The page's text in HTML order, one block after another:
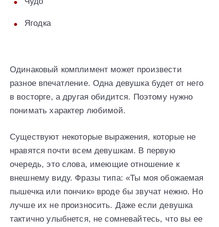
Ягодка
Одинаковый комплимент может произвести
разное впечатление. Одна девушка будет от него
в восторге, а другая обидится. Поэтому нужно
понимать характер любимой.
Существуют некоторые выражения, которые не
нравятся почти всем девушкам. В первую
очередь, это слова, имеющие отношение к
внешнему виду. Фразы типа: «Ты моя обожаемая
пышечка или пончик» вроде бы звучат нежно. Но
лучше их не произносить. Даже если девушка
тактично улыбнется, не сомневайтесь, что вы ее